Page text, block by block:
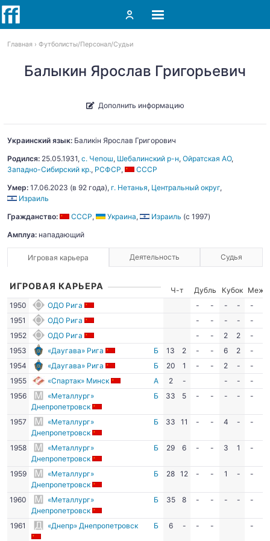
Главная Футболисты Персонал Судьи
Балыкин Ярослав Григорьевич
Дополнить информацию
Украинский язык: Баликін Ярослав Григорович
Родился: 25.05.1931, с. Чепош, Шебалинский р-н, Ойратская АО,
Западно-Сибирский кр., РСФСР,
СССР
Умер: 17.06.2023 (в 92 года), г. Нетанья, Центральный округ,
Израиль
Гражданство:
СССР, Украина, Израиль (c 1997)
Амплуа: нападающий
Игровая карьера Деятельность Судья
ИГРОВАЯ КАРЬЕРА Ч-т Дубль Кубок
Межд.
1950
ОДО Рига - - - - -
1951
ОДО Рига - - - - -
1952
ОДО Рига - - 2 2 -
1953
«Даугава» Рига Б 13 2 - - 6 2 -
1954
«Даугава» Рига Б 20 1 - - 2 - -
1955
«Спартак» Минск А 2 - - - -
1956
«Металлург»
Днепропетровск
Б 33 5 - - - - -
1957
«Металлург»
Днепропетровск
Б 33 11 - - 4 - -
1958
«Металлург»
Днепропетровск
Б 29 6 - - 3 1 -
1959
«Металлург»
Днепропетровск
Б 28 12 - - 1 - -
1960
«Металлург»
Днепропетровск
Б 35 8 - - - - -
1961 «Днепр» Днепропетровск Б 6 - - - -